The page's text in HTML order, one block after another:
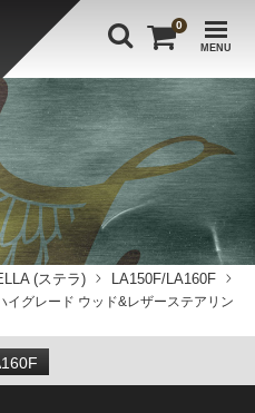
MENU
0
(ステラ) LA150F/LA160F
グレード ウッド&レザーステアリン